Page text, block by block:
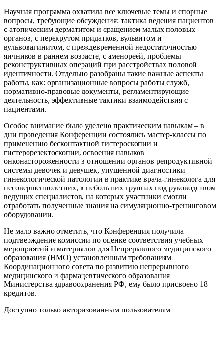
Научная программа охватила все ключевые темы и спорные
вопросы, требующие обсуждения: тактика ведения пациентов
с атопическим дерматитом и сращением малых половых
органов, с перекрутом придатков, вульвитом и
вульвовагинитом, с преждевременной недостаточностью
яичников в раннем возрасте, с аменореей, проблемы
реконструктивных операций при расстройствах половой
идентичности. Отдельно разобраны такие важные аспекты
работы, как: организационные вопросы работы служб,
нормативно-правовые документы, регламентирующие
деятельность, эффективные тактики взаимодействия с
пациентами.
Особое внимание было уделено практическим навыкам – в
дни проведения Конференции состоялись мастер-классы по
применению бесконтактной гистероскопии и
гистерорезектоскопии, освоения навыков
онконастороженности в отношении органов репродуктивной
системы девочек и девушек, упущенной диагностики
гинекологической патологии в практике врача-гинеколога для
несовершеннолетних, в небольших группах под руководством
ведущих специалистов, на которых участники смогли
отработать полученные знания на симуляционно-тренинговом
оборудовании.
Не мало важно отметить, что Конференция получила
подтверждение комиссии по оценке соответствия учебных
мероприятий и материалов для Непрерывного медицинского
образования (НМО) установленным требованиям
Координационного совета по развитию непрерывного
медицинского и фармацевтического образования
Министерства здравоохранения РФ, ему было присвоено 18
кредитов.
Доступно только авторизованным пользователям